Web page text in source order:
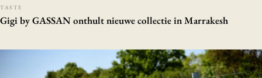
TASTE
Gigi by GASSAN onthult nieuwe collectie in Marrakesh